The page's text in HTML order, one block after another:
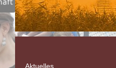
Aktuelles